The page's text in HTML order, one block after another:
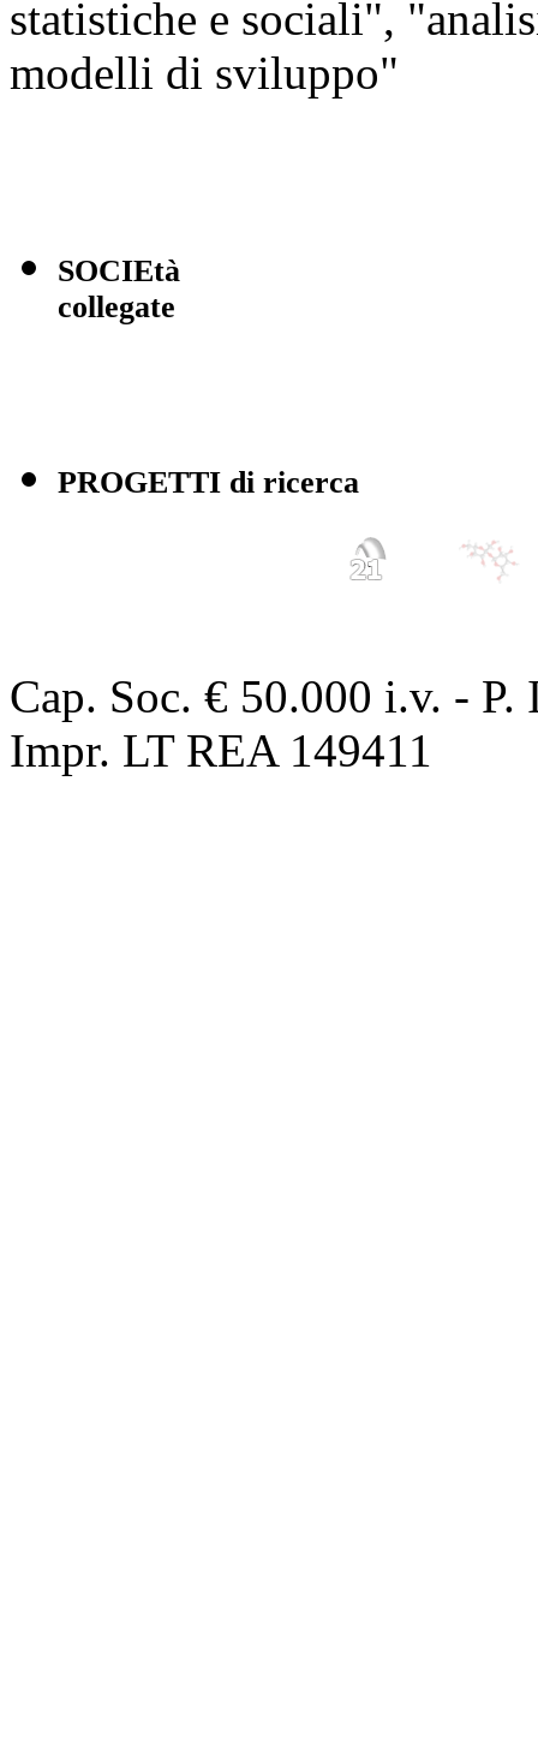
statistiche e sociali",
modelli di sviluppo"
SOCIEtà
collegate
PROGETTI di ricerca
Cap. Soc. € 50.000 i.v. -
Impr. LT REA 149411